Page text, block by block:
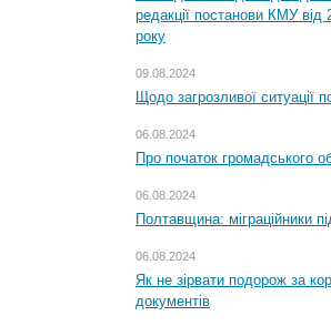
редакції постанови КМУ
року
09.08.2024
Щодо загрозливої ситуації
06.08.2024
Про початок громадського
06.08.2024
Полтавщина: міграційники
06.08.2024
Як не зірвати подорож за
документів